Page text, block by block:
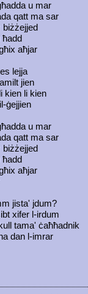
u mar
qatt ma sar
biżżejjed
aħjar
lejja
jien
kien li kien
ġejjien
u mar
qatt ma sar
biżżejjed
aħjar
jista' jdum?
xifer l-irdum
tama' ċaħħadnik
dan l-imrar